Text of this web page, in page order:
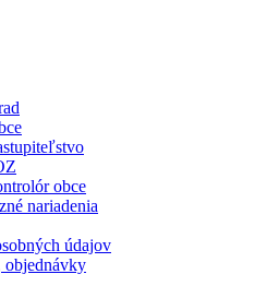
obce
nariadenia
údajov
objednávky